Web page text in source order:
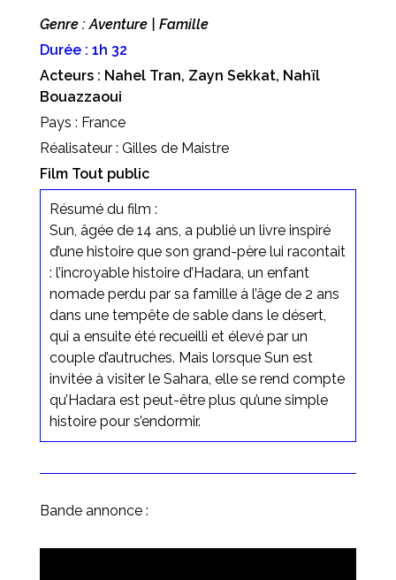
Genre : Aventure | Famille
Durée : 1h 32
Acteurs : Nahel Tran, Zayn Sekkat, Nahïl
Bouazzaoui
Pays : France
Réalisateur : Gilles de Maistre
Film Tout public
Résumé du film :
Sun, âgée de 14 ans, a publié un livre inspiré
d’une histoire que son grand-père lui racontait
: l’incroyable histoire d’Hadara, un enfant
nomade perdu par sa famille à l’âge de 2 ans
dans une tempête de sable dans le désert,
qui a ensuite été recueilli et élevé par un
couple d’autruches. Mais lorsque Sun est
invitée à visiter le Sahara, elle se rend compte
qu’Hadara est peut-être plus qu’une simple
histoire pour s’endormir.
Bande annonce :